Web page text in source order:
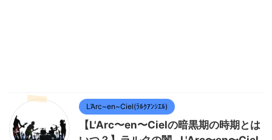
L’Arc~en~Ciel(ﾗﾙｸｱﾝｼｴﾙ)
【L'Arc〜en〜Cielの暗黒期の時期とは